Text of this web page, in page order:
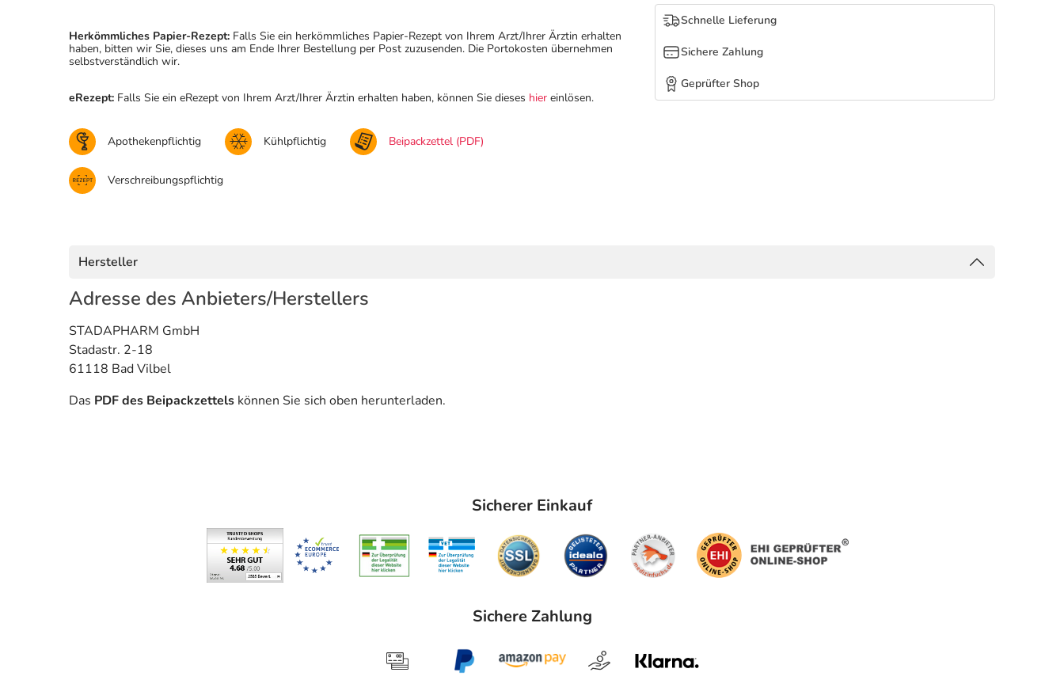
Schnelle Lieferung
Sichere Zahlung
Geprüfter Shop
Herkömmliches Papier-Rezept: Falls Sie ein herkömmliches Papier-Rezept von Ihrem Arzt/Ihrer Ärztin erhalten
haben, bitten wir Sie, dieses uns am Ende Ihrer Bestellung per Post zuzusenden. Die Portokosten übernehmen
selbstverständlich wir.
eRezept: Falls Sie ein eRezept von Ihrem Arzt/Ihrer Ärztin erhalten haben, können Sie dieses hier einlösen.
Apothekenpflichtig Kühlpflichtig Beipackzettel (PDF)
Verschreibungspflichtig
Hersteller
Adresse des Anbieters/Herstellers
STADAPHARM GmbH
Stadastr. 2-18
61118 Bad Vilbel
Das PDF des Beipackzettels können Sie sich oben herunterladen.
Sicherer Einkauf
Sichere Zahlung